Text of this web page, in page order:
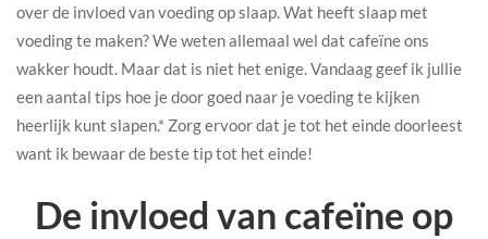
over de invloed van voeding op slaap. Wat heeft slaap met
voeding te maken? We weten allemaal wel dat cafeïne ons
wakker houdt. Maar dat is niet het enige. Vandaag geef ik jullie
een aantal tips hoe je door goed naar je voeding te kijken
heerlijk kunt slapen.* Zorg ervoor dat je tot het einde doorleest
want ik bewaar de beste tip tot het einde!
De invloed van cafeïne op